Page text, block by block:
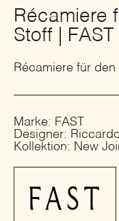
Récamiere
Stoff |
Récamiere für
Marke: FAST
Designer:
Kollektion: New